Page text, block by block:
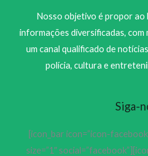
Nosso objetivo é propor ao
informações diversificadas, com
um canal qualificado de
polícia, cultura e
Siga-
[icon_bar icon=”icon-
size=”1″